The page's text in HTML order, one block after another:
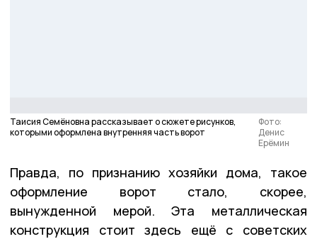
Таисия Семёновна рассказывает о сюжете рисунков,
которыми оформлена внутренняя часть ворот
Фото:
Денис
Ерёмин
Правда, по признанию хозяйки дома, такое
оформление ворот стало, скорее,
вынужденной мерой. Эта металлическая
конструкция стоит здесь ещё с советских